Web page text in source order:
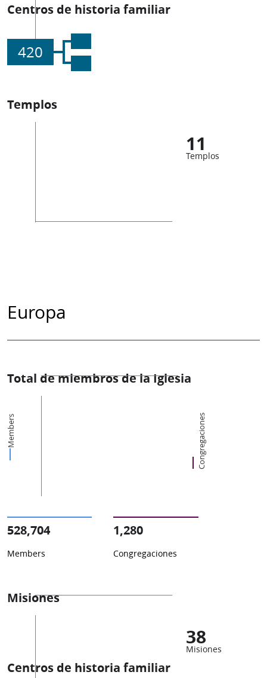
Centros de historia familiar
420
Templos
11
Templos
Europa
Total de miembros de la Iglesia
Members Congregaciones
528,704
Members
1,280
Congregaciones
Misiones
38
Misiones
Centros de historia familiar